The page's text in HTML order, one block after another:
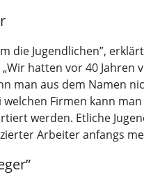
die Jugendlichen”,
hatten vor 40
man aus dem Namen
Firmen kann
werden. Etliche
Arbeiter anfangs